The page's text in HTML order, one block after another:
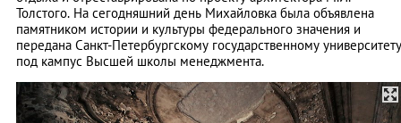
Толстого. На сегодняшний день Михайловка была объявлена
памятником истории и культуры федерального значения и
передана Санкт-Петербургскому государственному университету
под кампус Высшей школы менеджмента.